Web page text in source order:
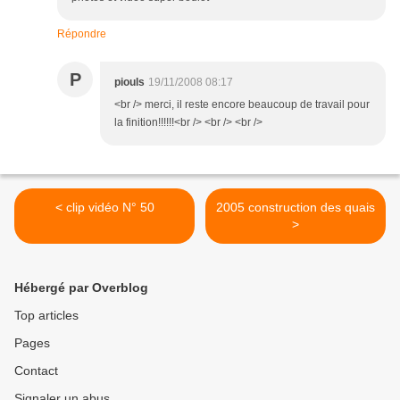
Répondre
P piouls 19/11/2008 08:17
<br /> merci, il reste encore beaucoup de travail pour
la finition!!!!!!<br /> <br /> <br />
< clip vidéo N° 50
2005 construction des quais
>
Hébergé par Overblog
Top articles
Pages
Contact